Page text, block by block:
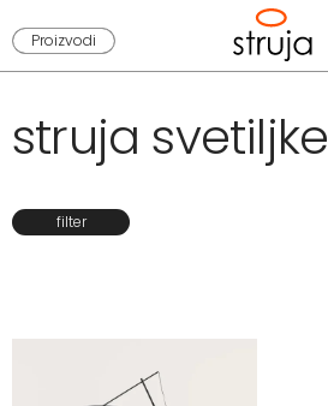
Proizvodi
struja svetiljke
filter